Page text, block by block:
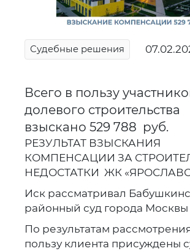
Судебные решения
Всего в пользу
долевого строительства
взыскано 529 788 руб.
РЕЗУЛЬТАТ ВЗЫСКАНИЯ
КОМПЕНСАЦИИ ЗА
НЕДОСТАТКИ ЖК
Иск рассматривал
районный суд города Москвы
По результатам
пользу клиента присуждены